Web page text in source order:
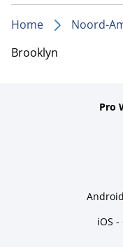
Home Noord-
Brooklyn
Pro
iOS